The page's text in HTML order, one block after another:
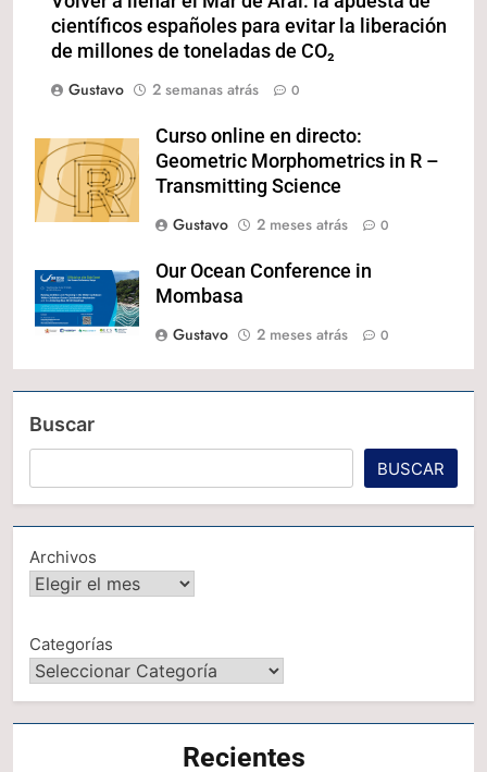
científicos españoles para evitar la liberación
de millones de toneladas de CO₂
Gustavo
2 semanas atrás 0
Curso online en directo:
Geometric Morphometrics in R –
Transmitting Science
Gustavo
2 meses atrás 0
Our Ocean Conference in
Mombasa
Gustavo
2 meses atrás 0
Buscar
BUSCAR
Archivos
Categorías
Recientes